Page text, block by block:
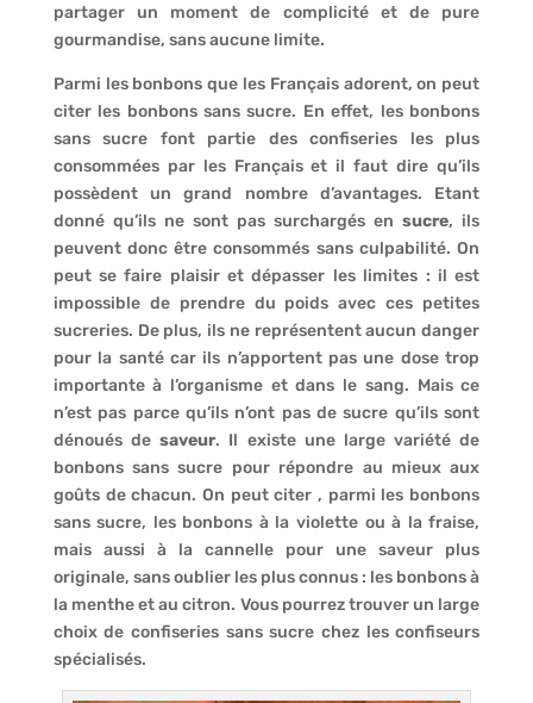
partager un moment de complicité et de pure
gourmandise, sans aucune limite.
Parmi les bonbons que les Français adorent, on peut
citer les bonbons sans sucre. En effet, les bonbons
sans sucre font partie des confiseries les plus
consommées par les Français et il faut dire qu’ils
possèdent un grand nombre d’avantages. Etant
donné qu’ils ne sont pas surchargés ensucre, ils
peuvent donc être consommés sans culpabilité. On
peut se faire plaisir et dépasser les limites : il est
impossible de prendre du poids avec ces petites
sucreries. De plus, ils ne représentent aucun danger
pour la santé car ils n’apportent pas une dose trop
importante à l’organisme et dans le sang. Mais ce
n’est pas parce qu’ils n’ont pas de sucre qu’ils sont
dénoués desaveur. Il existe une large variété de
bonbons sans sucre pour répondre au mieux aux
goûts de chacun. On peut citer , parmi les bonbons
sans sucre, les bonbons à la violette ou à la fraise,
mais aussi à la cannelle pour une saveur plus
originale, sans oublier les plus connus : les bonbons à
la menthe et au citron. Vous pourrez trouver un large
choix de confiseries sans sucre chez les confiseurs
spécialisés.